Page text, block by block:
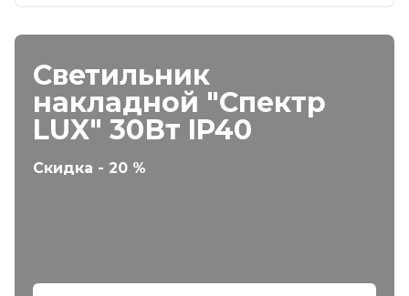
Светильник
накладной "Спектр
LUX" 30Вт IP40
Скидка - 20 %